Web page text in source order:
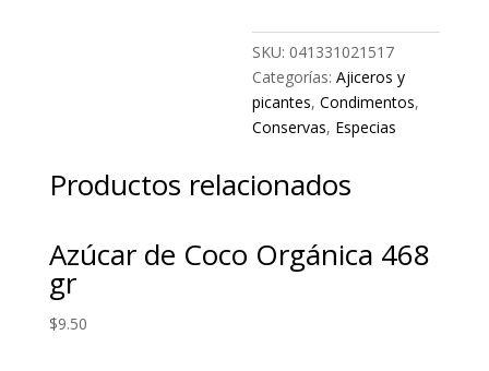
SKU: 041331021517
Categorías:Ajiceros y
picantes,Condimentos,
Conservas, Especias
Productos relacionados
Azúcar de Coco Orgánica 468
gr
$9.50